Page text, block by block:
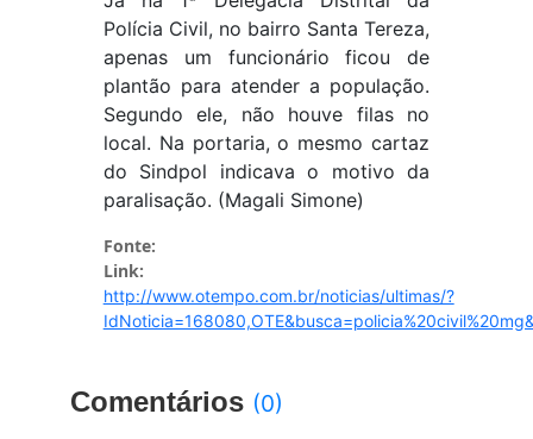
Polícia Civil, no bairro Santa Tereza,
apenas um funcionário ficou de
plantão para atender a população.
Segundo ele, não houve filas no
local. Na portaria, o mesmo cartaz
do Sindpol indicava o motivo da
paralisação. (Magali Simone)
Fonte:
Link:
http://www.otempo.com.br/noticias/ultimas/?
Comentários (0)